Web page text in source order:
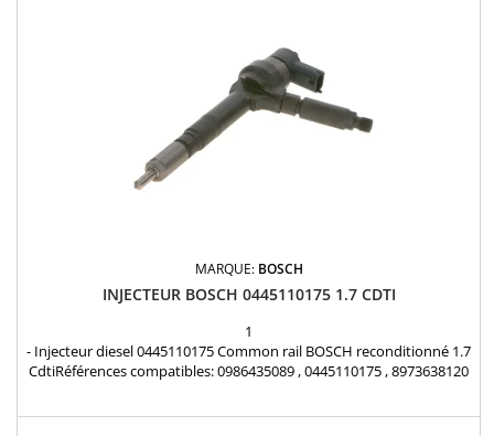
MARQUE: BOSCH
INJECTEUR BOSCH 0445110175 1.7 CDTI
1
- Injecteur diesel 0445110175 Common rail BOSCH reconditionné 1.7
CdtiRéférences compatibles: 0986435089 , 0445110175 , 8973638120